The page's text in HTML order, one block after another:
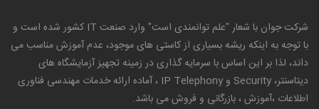
شرکت جوان با شعار "علم توانمندی است" وارد صنعت IT کشور شده است و
با توجه به اینکه ریشه بسیاری از کاستی های موجود، عدم آموزش مناسب می
داند، لذا بر این اساس با سرمایه گذاری در زمینه تجهیز آزمایشگاه های
دیتاسنتر، Security و IP Telephony ، آماده ارائه خدمات مهندسی فناوری
اطلاعات ،آموزش ، بازرگانی و فروش می باشد.